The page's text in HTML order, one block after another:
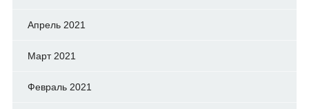
Апрель 2021
Март 2021
Февраль 2021